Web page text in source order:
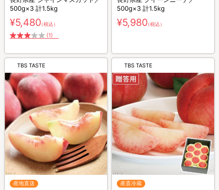
500g×3 計1.5kg
¥5,480（税込）
(1)
500g×3 計1.5kg
¥5,980（税込）
TBS TASTE
産地直送
TBS TASTE
産直冷蔵